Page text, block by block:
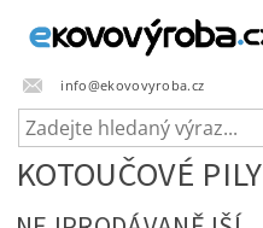
info@ekovovyroba.cz
KOTOUČOVÉ PILY